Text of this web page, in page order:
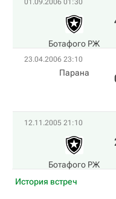
01.09.2006 01:30
Ботафого РЖ
23.04.2006 23:10
Парана
12.11.2005 21:10
Ботафого РЖ
История встреч